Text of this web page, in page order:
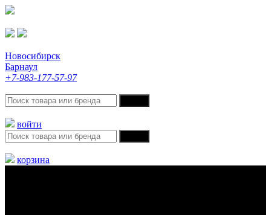
Новосибирск
Барнаул
+7-983-177-57-97
войти
корзина